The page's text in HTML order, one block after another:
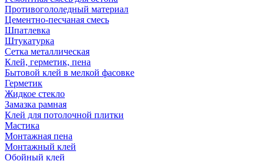
Противогололедный материал
Цементно-песчаная смесь
Шпатлевка
Штукатурка
Сетка металлическая
Клей, герметик, пена
Бытовой клей в мелкой фасовке
Герметик
Жидкое стекло
Замазка рамная
Клей для потолочной плитки
Мастика
Монтажная пена
Монтажный клей
Обойный клей